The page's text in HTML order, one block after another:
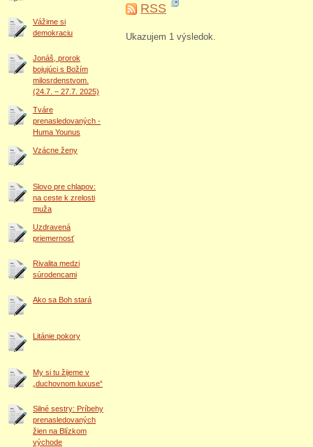
RSS
Ukazujem 1 výsledok.
Vážime si
demokraciu
Jonáš, prorok
bojujúci s Božím
milosrdenstvom.
(24.7. – 27.7. 2025)
Tváre
prenasledovaných -
Huma Younus
Vzácne ženy
Slovo pre chlapov:
na ceste k zrelosti
muža
Uzdravená
priemernosť
Rivalita medzi
súrodencami
Ako sa Boh stará
Litánie pokory
My si tu žijeme v
„duchovnom luxuse“
Silné sestry: Príbehy
prenasledovaných
žien na Blízkom
východe